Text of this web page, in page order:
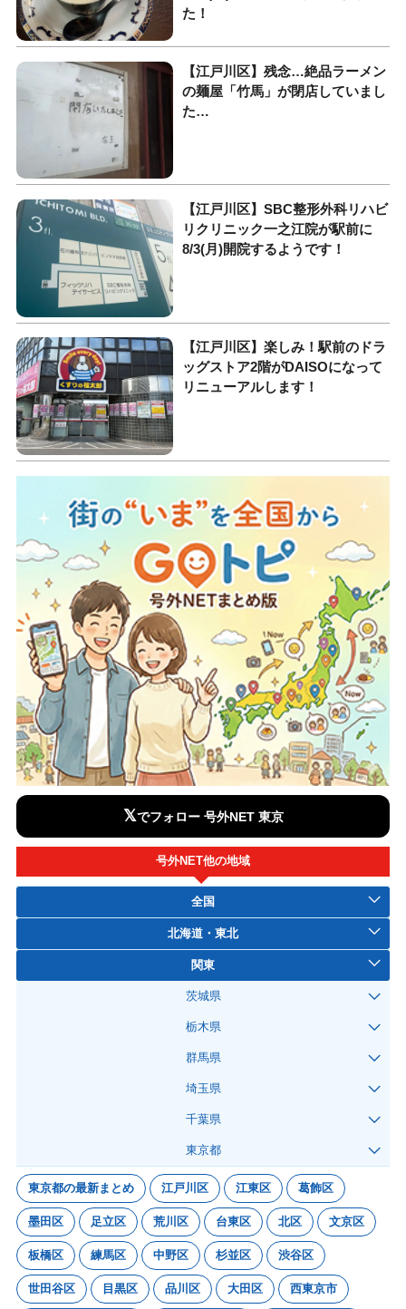
た！
【江戸川区】残念…絶品ラーメン
の麺屋「竹馬」が閉店していまし
た…
【江戸川区】SBC整形外科リハビ
リクリニック一之江院が駅前に
8/3(月)開院するようです！
【江戸川区】楽しみ！駅前のドラ
ッグストア2階がDAISOになって
リニューアルします！
𝕏でフォロー 号外NET 東京
号外NET他の地域
全国
北海道・東北
関東
茨城県
栃木県
群馬県
埼玉県
千葉県
東京都
東京都の最新まとめ 江戸川区 江東区 葛飾区
墨田区 足立区 荒川区 台東区 北区 文京区
板橋区 練馬区 中野区 杉並区 渋谷区
世田谷区 目黒区 品川区 大田区 西東京市